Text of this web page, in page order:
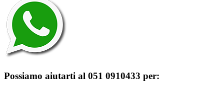
Possiamo aiutarti al 051 0910433 per: